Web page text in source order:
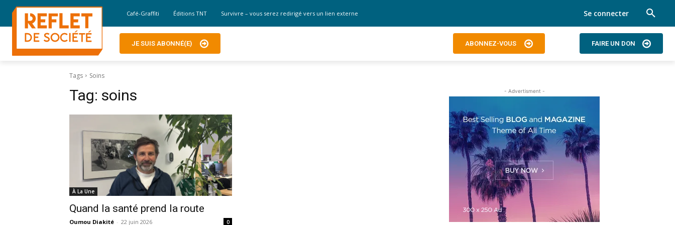
Café-Graffiti Éditions TNT Survivre – vous serez redirigé vers un lien externe Se connecter
JE SUIS ABONNÉ(E) ABONNEZ-VOUS FAIRE UN DON
Tags Soins
Tag: soins
À La Une
Quand la santé prend la route
Oumou Diakité - 22 juin 2026 0
- Advertisment -